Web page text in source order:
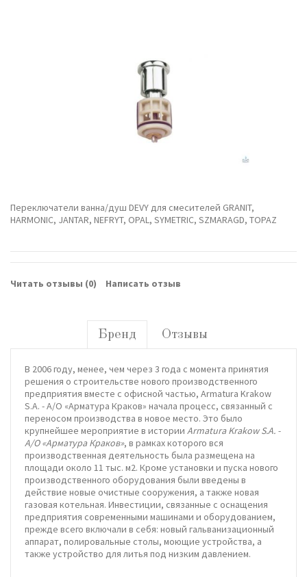
Переключатели ванна/душ DEVY для смесителей GRANIT,
HARMONIC, JANTAR, NEFRYT, OPAL, SYMETRIC, SZMARAGD, TOPAZ
Читать отзывы (0) Написать отзыв
Бренд Отзывы
В 2006 году, менее, чем через 3 года с момента принятия
решения о строительстве нового производственного
предприятия вместе с офисной частью, Armatura Krakow
S.A. - А/О «Арматура Краков» начала процесс, связанный с
переносом производства в новое место. Это было
крупнейшее мероприятие в истории Armatura Krakow S.A. -
А/О «Арматура Краков», в рамках которого вся
производственная деятельность была размещена на
площади около 11 тыс. м2. Кроме установки и пуска нового
производственного оборудования были введены в
действие новые очистные сооружения, а также новая
газовая котельная. Инвестиции, связанные с оснащения
предприятия современными машинами и оборудованием,
прежде всего включали в себя: новый гальванизационный
аппарат, полировальные столы, моющие устройства, а
также устройство для литья под низким давлением.